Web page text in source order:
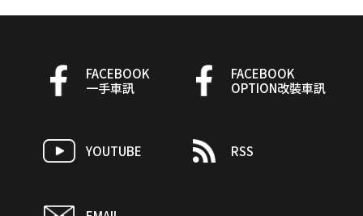
FACEBOOK
一手車訊
FACEBOOK
OPTION改裝車訊
YOUTUBE RSS